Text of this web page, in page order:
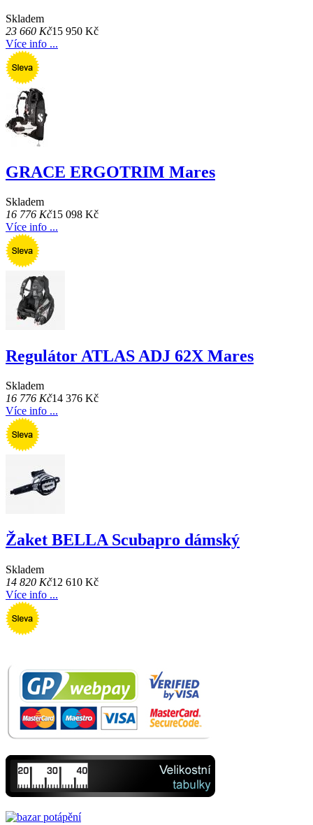
Skladem
23 660 Kč15 950 Kč
Více info ...
GRACE ERGOTRIM Mares
Skladem
16 776 Kč15 098 Kč
Více info ...
Regulátor ATLAS ADJ 62X Mares
Skladem
16 776 Kč14 376 Kč
Více info ...
Žaket BELLA Scubapro dámský
Skladem
14 820 Kč12 610 Kč
Více info ...